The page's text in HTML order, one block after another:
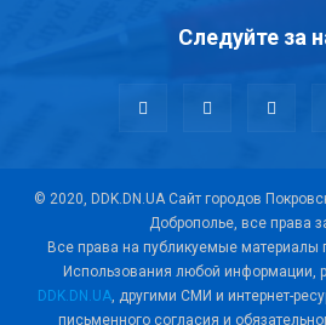
Следуйте за
© 2020, DDK.DN.UA Сайт городов
Доброполье, все права
Все права на публикуемые материалы
Использования любой информации,
DDK.DN.UA , другими СМИ и интернет-
письменного согласия и